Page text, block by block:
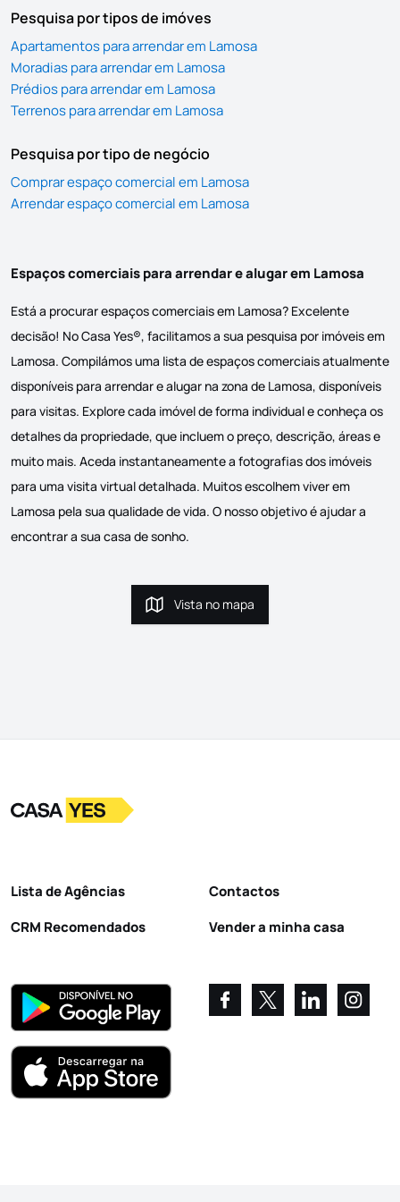
Pesquisa por tipos de imóves
Apartamentos para arrendar em Lamosa
Moradias para arrendar em Lamosa
Prédios para arrendar em Lamosa
Terrenos para arrendar em Lamosa
Pesquisa por tipo de negócio
Comprar espaço comercial em Lamosa
Arrendar espaço comercial em Lamosa
Espaços comerciais para arrendar e alugar em Lamosa
Está a procurar espaços comerciais em Lamosa? Excelente
decisão! No Casa Yes®, facilitamos a sua pesquisa por imóveis em
Lamosa. Compilámos uma lista de espaços comerciais atualmente
disponíveis para arrendar e alugar na zona de Lamosa, disponíveis
para visitas. Explore cada imóvel de forma individual e conheça os
detalhes da propriedade, que incluem o preço, descrição, áreas e
muito mais. Aceda instantaneamente a fotografias dos imóveis
para uma visita virtual detalhada. Muitos escolhem viver em
Lamosa pela sua qualidade de vida. O nosso objetivo é ajudar a
encontrar a sua casa de sonho.
Vista no mapa
Vista no mapa
LogoIr para a homepage
Lista de Agências
CRM Recomendados
Contactos
Vender a minha casa